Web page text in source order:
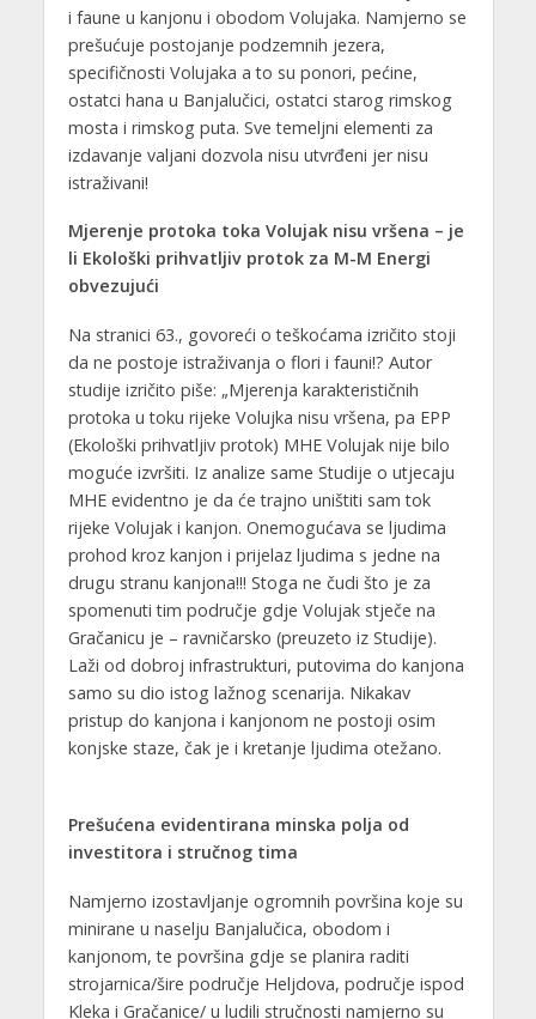
i faune u kanjonu i obodom Volujaka. Namjerno se
prešućuje postojanje podzemnih jezera,
specifičnosti Volujaka a to su ponori, pećine,
ostatci hana u Banjalučici, ostatci starog rimskog
mosta i rimskog puta. Sve temeljni elementi za
izdavanje valjani dozvola nisu utvrđeni jer nisu
istraživani!
Mjerenje protoka toka Volujak nisu vršena – je
li Ekološki prihvatljiv protok za M-M Energi
obvezujući
Na stranici 63., govoreći o teškoćama izričito stoji
da ne postoje istraživanja o flori i fauni!? Autor
studije izričito piše: „Mjerenja karakterističnih
protoka u toku rijeke Volujka nisu vršena, pa EPP
(Ekološki prihvatljiv protok) MHE Volujak nije bilo
moguće izvršiti. Iz analize same Studije o utjecaju
MHE evidentno je da će trajno uništiti sam tok
rijeke Volujak i kanjon. Onemogućava se ljudima
prohod kroz kanjon i prijelaz ljudima s jedne na
drugu stranu kanjona!!! Stoga ne čudi što je za
spomenuti tim područje gdje Volujak stječe na
Gračanicu je – ravničarsko (preuzeto iz Studije).
Laži od dobroj infrastrukturi, putovima do kanjona
samo su dio istog lažnog scenarija. Nikakav
pristup do kanjona i kanjonom ne postoji osim
konjske staze, čak je i kretanje ljudima otežano.
Prešućena evidentirana minska polja od
investitora i stručnog tima
Namjerno izostavljanje ogromnih površina koje su
minirane u naselju Banjalučica, obodom i
kanjonom, te površina gdje se planira raditi
strojarnica/šire područje Heljdova, područje ispod
Kleka i Gračanice/ u ludili stručnosti namjerno su